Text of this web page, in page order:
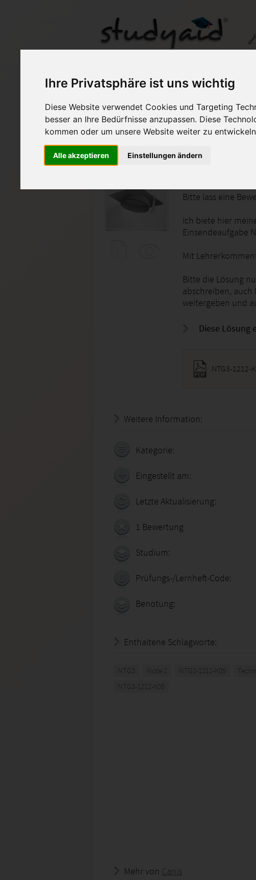
Ihre Privatsphäre ist uns wichtig
Diese Website verwendet Cookies und Targeting
besser an Ihre Bedürfnisse anzupassen. Diese
kommen oder um unsere Website weiter zu
Alle akzeptieren Einstellungen ändern
NTG3-1212-K05
Auf StudyAid.de verkaufen
Bitte lass eine
Ich biete hier
Einsendeaufgabe
Mit
Bitte die Lösung
abschreiben, auch
weitergeben und
Diese Lösung
NTG3-1212-
Weitere Information:
Kategorie:
Eingestellt am:
Letzte Aktualisierung:
1 Bewertung
Studium:
Prüfungs-/Lernheft-Code:
Benotung:
Enthaltene Schlagworte:
NTG3 Note 2 NTG3-1212-K05
NTG3-1212-K05
Mehr von Canis